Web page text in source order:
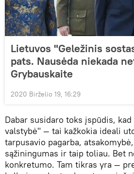
Lietuvos "Geležinis
pats. Nausėda niekada
Grybauskaite
2020 Birželio 19, 16:29
Dabar susidaro toks įspūdis,
valstybė" — tai kažkokia ideali
tarpusavio pagarba,
sąžiningumas ir taip toliau. Bet
konkretumo. Tam tikras yra —